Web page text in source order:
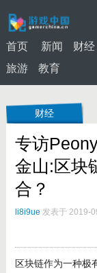
首页 新闻 财经
旅游
教育
财经
专访
金山:区块
合？
li8i9ue 发表于 2019-
区块链作为一种极